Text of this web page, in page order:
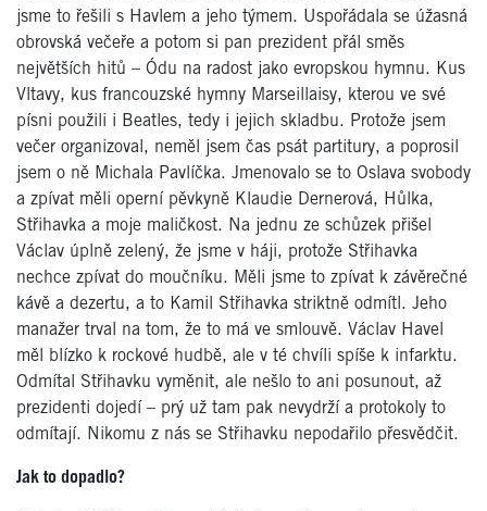
jsme to řešili s Havlem a jeho týmem. Uspořádala se úžasná
obrovská večeře a potom si pan prezident přál směs
největších hitů – Ódu na radost jako evropskou hymnu. Kus
Vltavy, kus francouzské hymny Marseillaisy, kterou ve své
písni použili i Beatles, tedy i jejich skladbu. Protože jsem
večer organizoval, neměl jsem čas psát partitury, a poprosil
jsem o ně Michala Pavlíčka. Jmenovalo se to Oslava svobody
a zpívat měli operní pěvkyně Klaudie Dernerová, Hůlka,
Střihavka a moje maličkost. Na jednu ze schůzek přišel
Václav úplně zelený, že jsme v háji, protože Střihavka
nechce zpívat do moučníku. Měli jsme to zpívat k závěrečné
kávě a dezertu, a to Kamil Střihavka striktně odmítl. Jeho
manažer trval na tom, že to má ve smlouvě. Václav Havel
měl blízko k rockové hudbě, ale v té chvíli spíše k infarktu.
Odmítal Střihavku vyměnit, ale nešlo to ani posunout, až
prezidenti dojedí – prý už tam pak nevydrží a protokoly to
odmítají. Nikomu z nás se Střihavku nepodařilo přesvědčit.
Jak to dopadlo?